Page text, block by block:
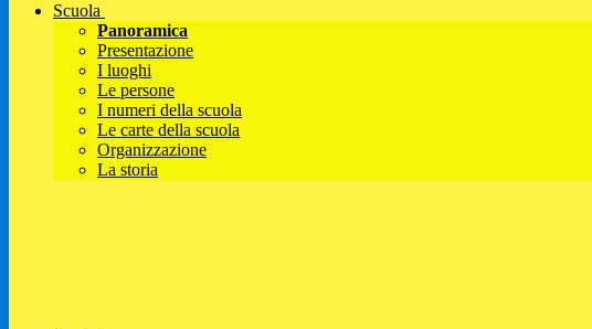
Scuola
Panoramica
Presentazione
I luoghi
Le persone
I numeri della scuola
Le carte della scuola
Organizzazione
La storia